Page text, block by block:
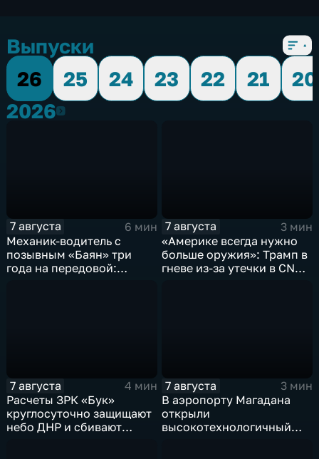
Выпуски
26
25 24 23 22 21
20
20262026
7 августа
6 мин
Механик-водитель с
позывным «Баян» три
года на передовой:
7 августа
3 мин
«Америке всегда нужно
больше оружия»: Трамп в
гневе из-за утечки в CNN
7 августа
4 мин
Расчеты ЗРК «Бук»
круглосуточно защищают
небо ДНР и сбивают
7 августа
3 мин
В аэропорту Магадана
открыли
высокотехнологичный